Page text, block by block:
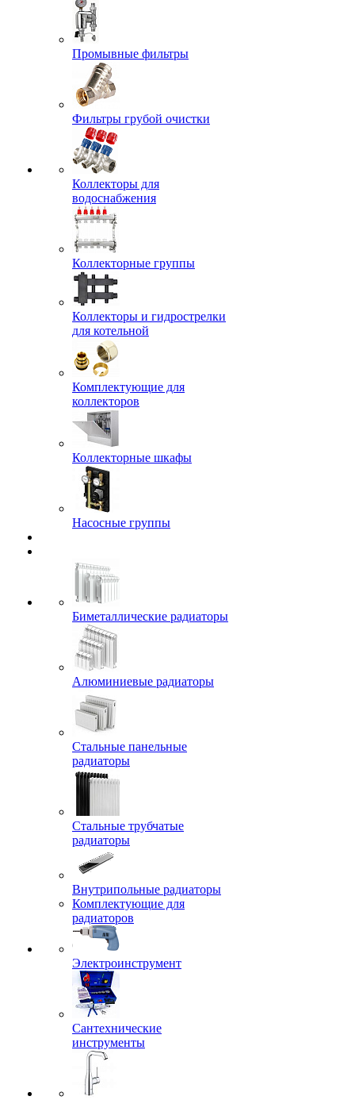
Промывные фильтры
Фильтры грубой очистки
Коллекторы для
водоснабжения
Коллекторные группы
Коллекторы и гидрострелки
для котельной
Комплектующие для
коллекторов
Коллекторные шкафы
Насосные группы
Биметаллические радиаторы
Алюминиевые радиаторы
Стальные панельные
радиаторы
Стальные трубчатые
радиаторы
Внутрипольные радиаторы
Комплектующие для
радиаторов
Электроинструмент
Сантехнические
инструменты